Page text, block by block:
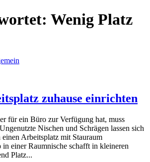
Wenig Platz
zuhause einrichten
für ein Büro zur Verfügung hat, muss
Nischen und Schrägen lassen sich
Arbeitsplatz mit Stauraum
einer Raumnische schafft in kleineren
Platz...